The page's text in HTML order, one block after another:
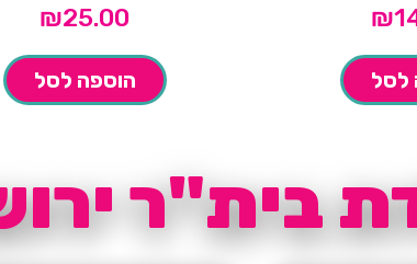
₪
לסל
₪25.00
הוספה לסל
בית"ר